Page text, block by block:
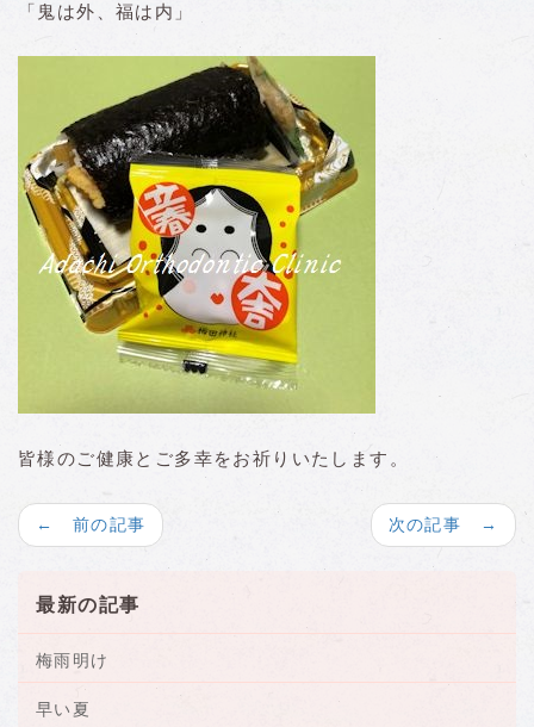
「鬼は外、福は内」
皆様のご健康とご多幸をお祈りいたします。
次の記事 →
← 前の記事
最新の記事
梅雨明け
早い夏